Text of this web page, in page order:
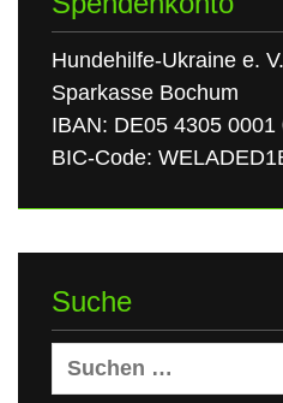
Hundehilfe-Ukraine e. V.
Sparkasse Bochum
IBAN: DE05 4305
BIC-Code:
Suche
Suchen
nach: